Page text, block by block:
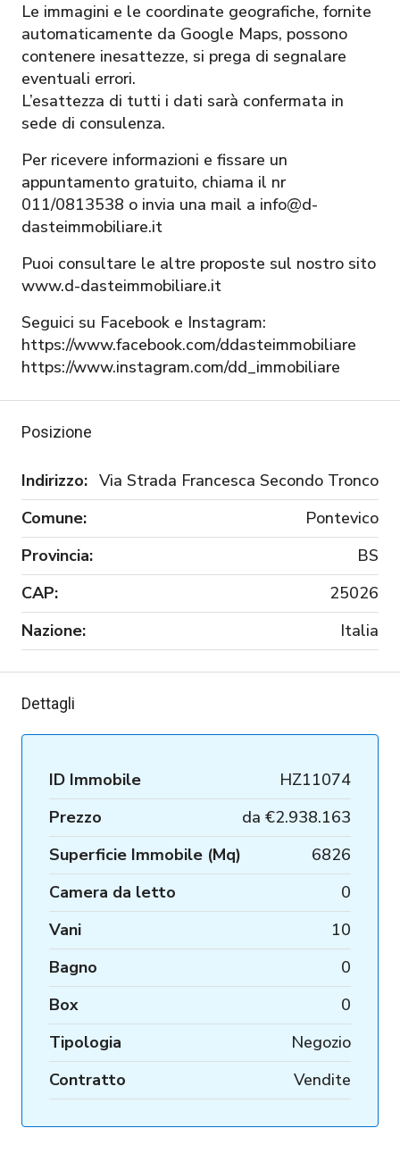
Le immagini e le coordinate geografiche, fornite
automaticamente da Google Maps, possono
contenere inesattezze, si prega di segnalare
eventuali errori.
L’esattezza di tutti i dati sarà confermata in
sede di consulenza.
Per ricevere informazioni e fissare un
appuntamento gratuito, chiama il nr
011/0813538 o invia una mail a info@d-
dasteimmobiliare.it
Puoi consultare le altre proposte sul nostro sito
www.d-dasteimmobiliare.it
Seguici su Facebook e Instagram:
https://www.facebook.com/ddasteimmobiliare
https://www.instagram.com/dd_immobiliare
Posizione
Indirizzo: Via Strada Francesca Secondo Tronco
Comune:
Pontevico
Provincia:
BS
CAP:
25026
Nazione:
Italia
Dettagli
ID Immobile
HZ11074
Prezzo
da €2.938.163
Superficie Immobile (Mq)
6826
Camera da letto
0
Vani
10
Bagno
0
Box
0
Tipologia
Negozio
Contratto
Vendite